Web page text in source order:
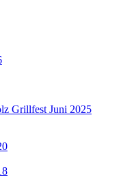
Grillfest Juni 2025